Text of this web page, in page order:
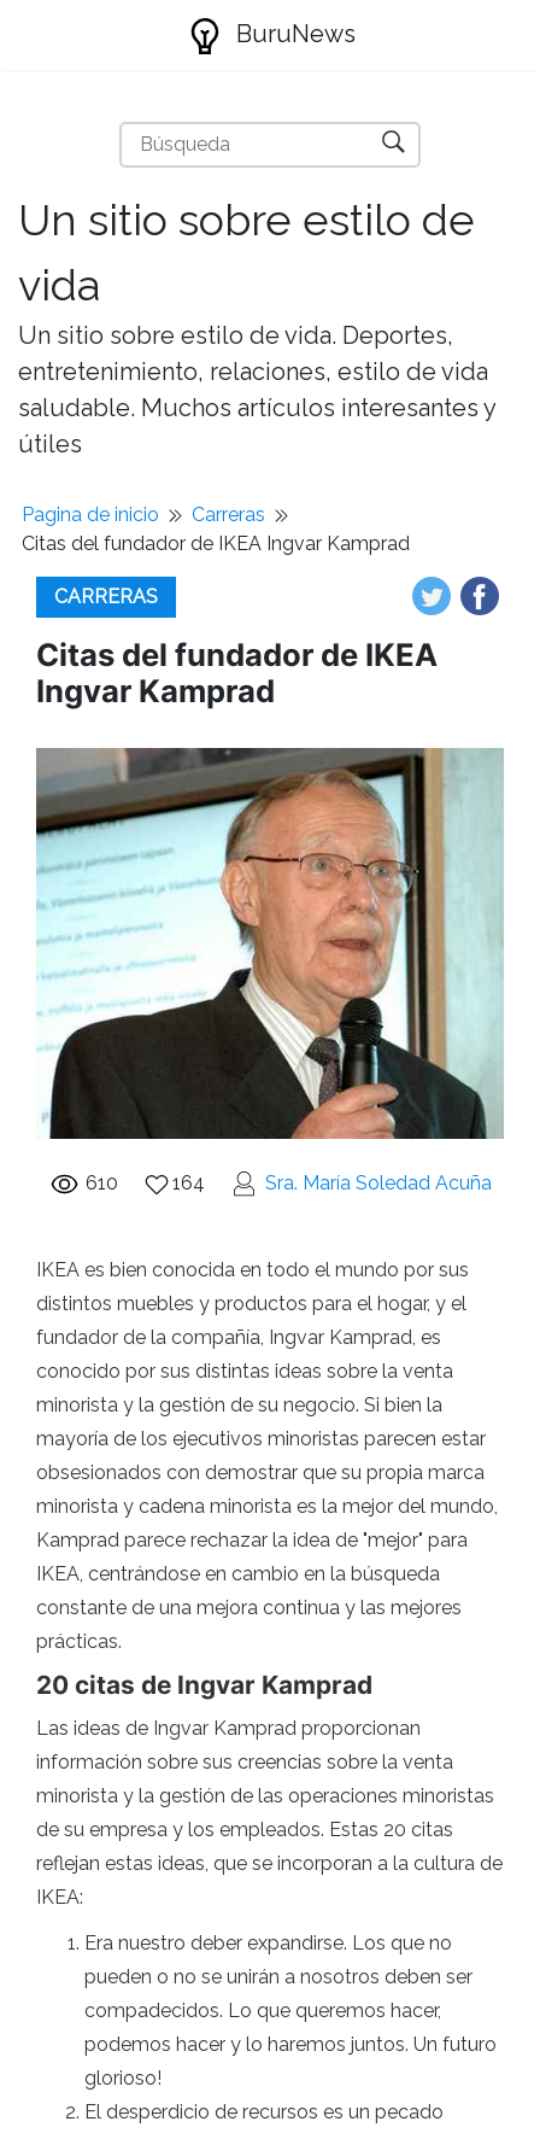
BuruNews
Un sitio sobre estilo de
vida
Un sitio sobre estilo de vida. Deportes,
entretenimiento, relaciones, estilo de vida
saludable. Muchos artículos interesantes y
útiles
Pagina de inicio
Carreras
Citas del fundador de IKEA Ingvar Kamprad
CARRERAS
Citas del fundador de IKEA
Ingvar Kamprad
610 164 Sra. María Soledad Acuña
IKEA es bien conocida en todo el mundo por sus
distintos muebles y productos para el hogar, y el
fundador de la compañía, Ingvar Kamprad, es
conocido por sus distintas ideas sobre la venta
minorista y la gestión de su negocio. Si bien la
mayoría de los ejecutivos minoristas parecen estar
obsesionados con demostrar que su propia marca
minorista y cadena minorista es la mejor del mundo,
Kamprad parece rechazar la idea de "mejor" para
IKEA, centrándose en cambio en la búsqueda
constante de una mejora continua y las mejores
prácticas.
20 citas de Ingvar Kamprad
Las ideas de Ingvar Kamprad proporcionan
información sobre sus creencias sobre la venta
minorista y la gestión de las operaciones minoristas
de su empresa y los empleados. Estas 20 citas
reflejan estas ideas, que se incorporan a la cultura de
IKEA:
Era nuestro deber expandirse. Los que no
pueden o no se unirán a nosotros deben ser
compadecidos. Lo que queremos hacer,
podemos hacer y lo haremos juntos. Un futuro
glorioso!
El desperdicio de recursos es un pecado